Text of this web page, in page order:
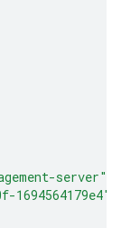
server"
1694564179e4"